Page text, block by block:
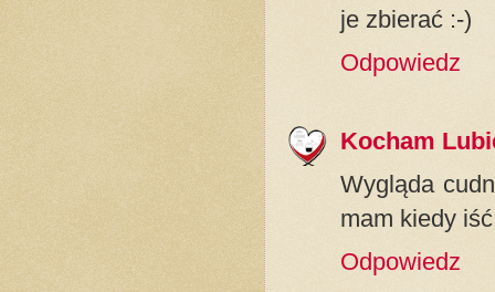
je zbierać :-)
Odpowiedz
Kocham
Wygląda
mam kiedy
Odpowiedz